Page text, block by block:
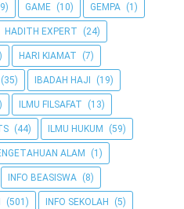
GAME (10) GEMPA (1)
HADITH EXPERT (24)
HARI KIAMAT (7)
(35) IBADAH HAJI (19)
ILMU FILSAFAT (13)
(44) ILMU HUKUM (59)
ALAM (1)
INFO BEASISWA (8)
(501) INFO SEKOLAH (5)